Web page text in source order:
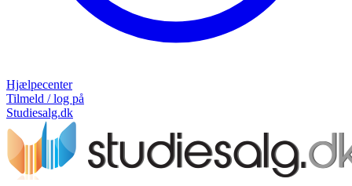
Hjælpecenter
Tilmeld / log på
Studiesalg.dk